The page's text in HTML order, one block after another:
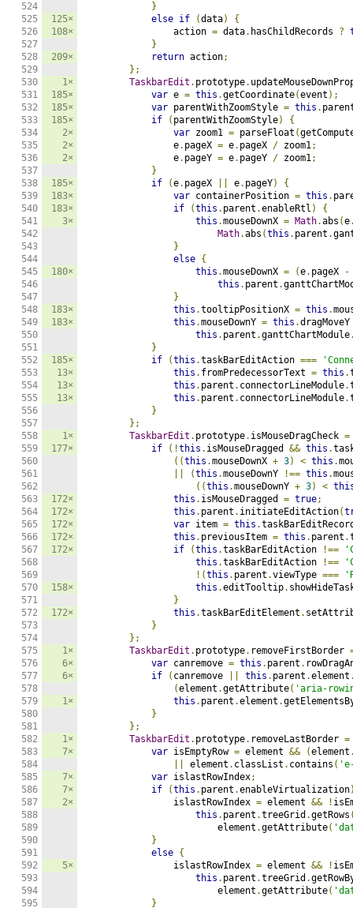
125×
108×
209×
1×
185×
185×
185×
2×
2×
2×
185×
183×
183×
3×
180×
183×
183×
185×
13×
13×
13×
1×
177×
172×
172×
172×
172×
172×
158×
172×
1×
6×
6×
1×
1×
7×
7×
7×
2×
5×
}
else if (data)
{
                action
= data. hasChildRecords ?
}
return action;
};
TaskbarEdit . prototype.
var e = this .getCoordinate(event );
var parentWithZoomStyle = this .
if
( parentWithZoomStyle)
{
var zoom1 = parseFloat (
                e
. pageX = e. pageX / zoom1;
                e
. pageY = e. pageY / zoom1;
}
if
(e. pageX e. pageY)
{
var containerPosition = this .
if
(this . parent .enableRtl )
{
this .mouseDownX = Math.abs (e
Math.abs (this . parent .
}
else {
this .mouseDownX = (e. pageX -
this . parent .
}
this .tooltipPositionX = this .
this .mouseDownY = this .
this . parent .ganttChartModule
}
if
(this .taskBarEditAction ===
this . fromPredecessorText = this .
this . parent . connectorLineModule.
this . parent . connectorLineModule.
}
};
TaskbarEdit . prototype. isMouseDragCheck =
if
(!this . isMouseDragged && this .
((this .mouseDownX + 3) < this .
(this .mouseDownY !== this .
((this .mouseDownY + 3) <
this . isMouseDragged = true;
this . parent . initiateEditAction(
var item = this .
this . previousItem = this . parent .
if
(this .taskBarEditAction !==
this .taskBarEditAction !==
!(this . parent .viewType ===
this .editTooltip.
}
this .taskBarEditElement .
}
};
TaskbarEdit . prototype. removeFirstBorder
var canremove = this . parent .
if
( canremove this . parent .element
(element .getAttribute( 'aria-
this . parent .element .
}
};
TaskbarEdit . prototype. removeLastBorder =
var isEmptyRow = element && (element
element . classList . contains (
var islastRowIndex;
if
(this . parent .enableVirtualization
                islastRowIndex
= element && !
this . parent .treeGrid .getRows
                        element
.getAttribute(
}
else {
                islastRowIndex
= element && !
this . parent .treeGrid .
                        element
.getAttribute(
}